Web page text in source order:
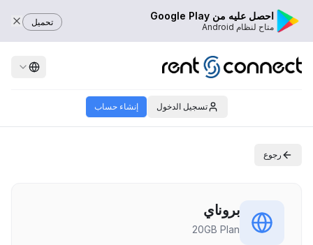
احصل عليه من Google Play
متاح لنظام Android تحميل
تسجيل الدخول إنشاء حساب
رجوع
بروناي
20GB Plan